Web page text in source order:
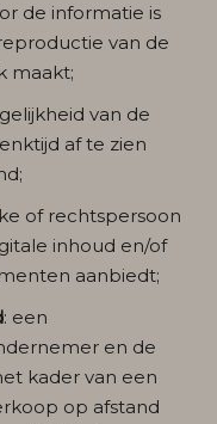
de informatie is
van de
maakt;
van de
af te zien
of rechtspersoon
inhoud en/of
aanbiedt;
: een
en de
kader van een
op afstand